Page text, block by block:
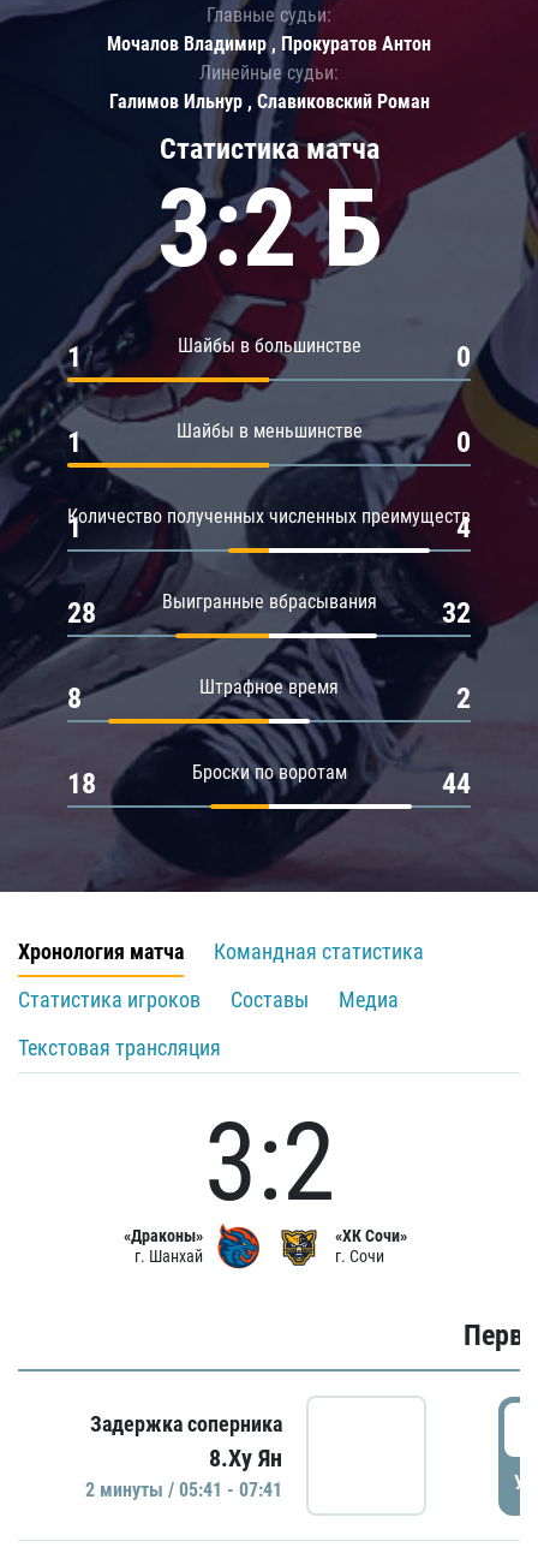
Статистика матча
3:2 Б
Шайбы в большинстве
1 0
Шайбы в меньшинстве
1 0
Количество полученных численных преимуществ
1 4
Выигранные вбрасывания
28 32
Штрафное время
8 2
Броски по воротам
18 44
Главные судьи:
Мочалов Владимир , Прокуратов Антон
Линейные судьи:
Галимов Ильнур , Славиковский Роман
Хронология матча
Командная статистика
Статистика игроков
Составы
Медиа
Текстовая трансляция
«Драконы»
г. Шанхай
3:2
«ХК Сочи»
г. Сочи
Задержка соперника
8.Ху Ян
2 минуты / 05:41 - 07:41